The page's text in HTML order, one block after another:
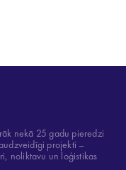
nekā 25 gadu pieredzi
projekti –
noliktavu un loģistikas